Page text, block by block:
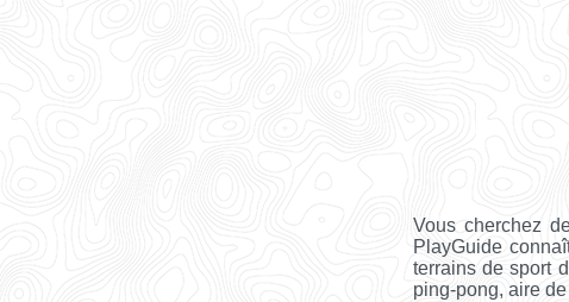
Vous cherchez
PlayGuide
terrains de sport
ping-pong, aire de